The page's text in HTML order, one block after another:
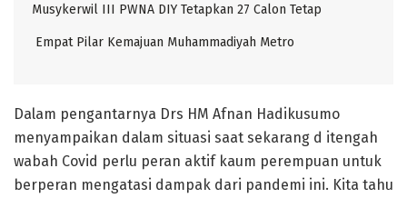
Musykerwil III PWNA DIY Tetapkan 27 Calon Tetap
Empat Pilar Kemajuan Muhammadiyah Metro
Dalam pengantarnya Drs HM Afnan Hadikusumo
menyampaikan dalam situasi saat sekarang d itengah
wabah Covid perlu peran aktif kaum perempuan untuk
berperan mengatasi dampak dari pandemi ini. Kita tahu